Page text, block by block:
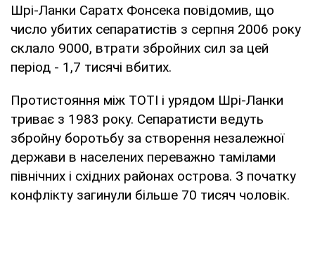
Шрі-Ланки Саратх Фонсека повідомив, що
число убитих сепаратистів з серпня 2006 року
склало 9000, втрати збройних сил за цей
період - 1,7 тисячі вбитих.
Протистояння між ТОТІ і урядом Шрі-Ланки
триває з 1983 року. Сепаратисти ведуть
збройну боротьбу за створення незалежної
держави в населених переважно тамілами
північних і східних районах острова. З початку
конфлікту загинули більше 70 тисяч чоловік.